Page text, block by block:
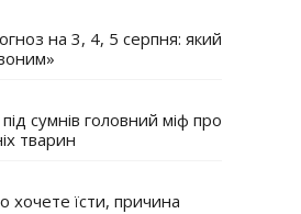
на 3, 4, 5 серпня: який
сумнів головний міф про
тварин
хочете їсти, причина